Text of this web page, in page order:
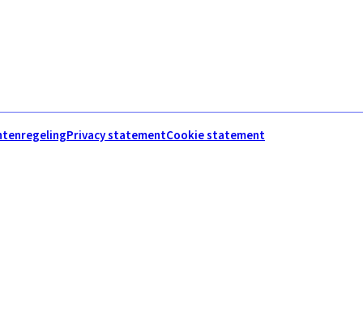
Privacy statementCookie statement